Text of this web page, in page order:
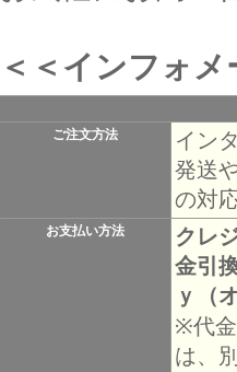
＜＜インフォ
ご注文方法
イン
発送
の対
お支払い方法
クレ
金引
ｙ（
※代
は、